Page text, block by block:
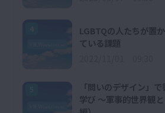
4
LGBTQの人たちが置
ている課題
5
「問いのデザイン」
学び ～軍事的世界観